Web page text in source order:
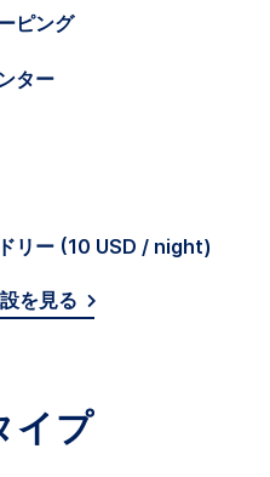
ピング
ター
ドリー (10 USD / night)
を見る
イプ